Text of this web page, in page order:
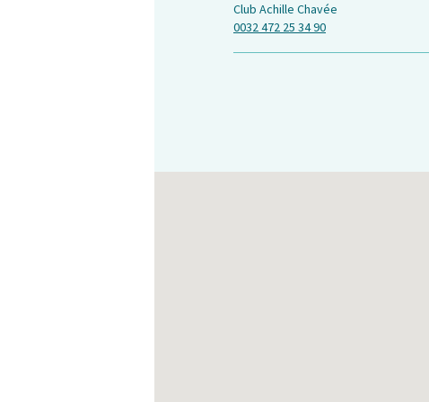
Club Achille Chavée
0032 472 25 34 90